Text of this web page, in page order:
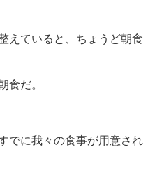
えていると、ちょうど朝食
食だ。
でに我々の食事が用意され